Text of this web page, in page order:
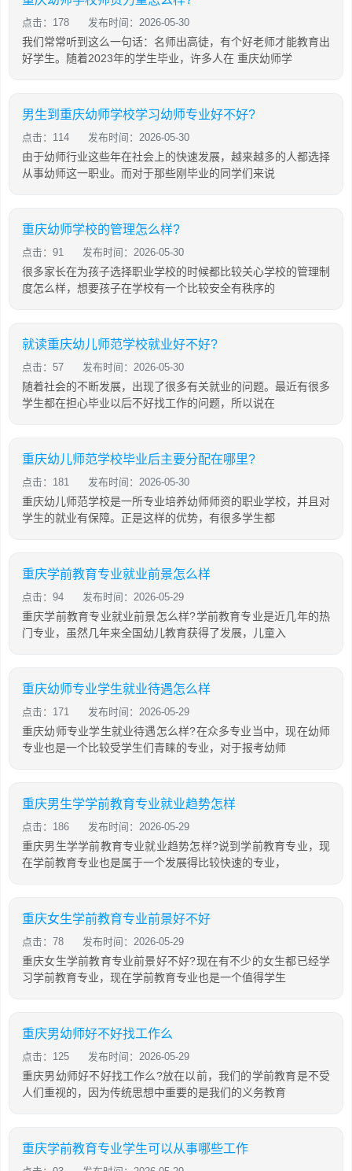
点击：178 发布时间：2026-05-30
我们常常听到这么一句话：名师出高徒，有个好老师才能教育出
好学生。随着2023年的学生毕业，许多人在 重庆幼师学
男生到重庆幼师学校学习幼师专业好不好?
点击：114 发布时间：2026-05-30
由于幼师行业这些年在社会上的快速发展，越来越多的人都选择
从事幼师这一职业。而对于那些刚毕业的同学们来说
重庆幼师学校的管理怎么样?
点击：91 发布时间：2026-05-30
很多家长在为孩子选择职业学校的时候都比较关心学校的管理制
度怎么样，想要孩子在学校有一个比较安全有秩序的
就读重庆幼儿师范学校就业好不好?
点击：57 发布时间：2026-05-30
随着社会的不断发展，出现了很多有关就业的问题。最近有很多
学生都在担心毕业以后不好找工作的问题，所以说在
重庆幼儿师范学校毕业后主要分配在哪里?
点击：181 发布时间：2026-05-30
重庆幼儿师范学校是一所专业培养幼师师资的职业学校，并且对
学生的就业有保障。正是这样的优势，有很多学生都
重庆学前教育专业就业前景怎么样
点击：94 发布时间：2026-05-29
重庆学前教育专业就业前景怎么样?学前教育专业是近几年的热
门专业，虽然几年来全国幼儿教育获得了发展，儿童入
重庆幼师专业学生就业待遇怎么样
点击：171 发布时间：2026-05-29
重庆幼师专业学生就业待遇怎么样?在众多专业当中，现在幼师
专业也是一个比较受学生们青睐的专业，对于报考幼师
重庆男生学学前教育专业就业趋势怎样
点击：186 发布时间：2026-05-29
重庆男生学学前教育专业就业趋势怎样?说到学前教育专业，现
在学前教育专业也是属于一个发展得比较快速的专业，
重庆女生学前教育专业前景好不好
点击：78 发布时间：2026-05-29
重庆女生学前教育专业前景好不好?现在有不少的女生都已经学
习学前教育专业，现在学前教育专业也是一个值得学生
重庆男幼师好不好找工作么
点击：125 发布时间：2026-05-29
重庆男幼师好不好找工作么?放在以前，我们的学前教育是不受
人们重视的，因为传统思想中重要的是我们的义务教育
重庆学前教育专业学生可以从事哪些工作